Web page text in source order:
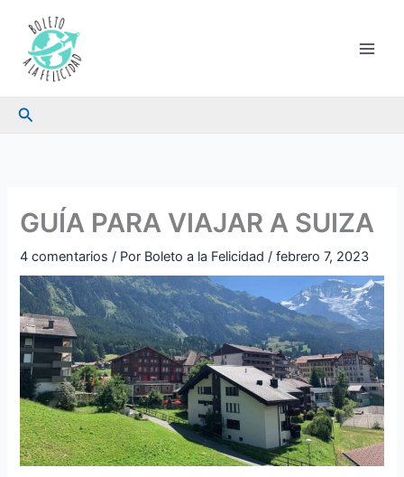
contenido
Buscar
GUÍA PARA VIAJAR A SUIZA
4 comentarios / Por Boleto a la Felicidad/febrero 7, 2023